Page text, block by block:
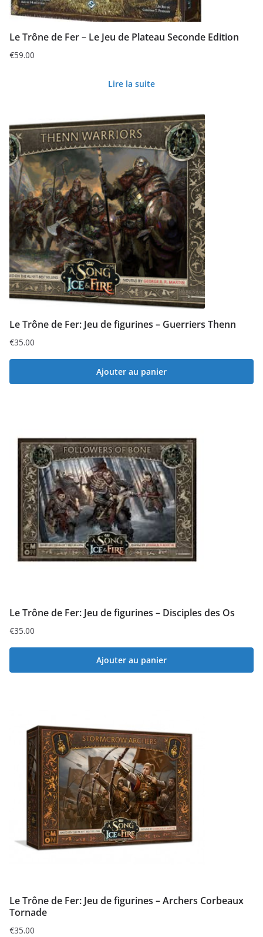
Le Trône de Fer – Le Jeu de Plateau Seconde Edition
€59.00
Lire la suite
Le Trône de Fer: Jeu de figurines – Guerriers Thenn
€35.00
Ajouter au panier
Le Trône de Fer: Jeu de figurines – Disciples des Os
€35.00
Ajouter au panier
Le Trône de Fer: Jeu de figurines – Archers Corbeaux
Tornade
€35.00